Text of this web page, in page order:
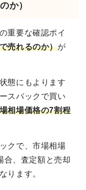
か）
重要な確認ポイ
売れるのか）が
態にもよります
スバックで買い
相場価格の7割程
クで、市場相場
合、査定額と売却
ります。